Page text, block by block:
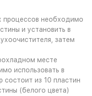
процессов необходимо
и установить в
затем
месте
использовать в
состоит из 10 пластин
(белого цвета)